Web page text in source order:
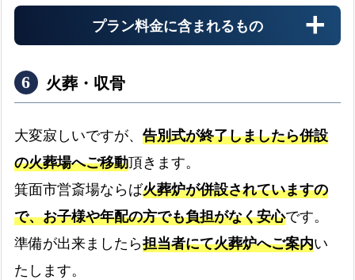
お通夜の会館使用料も無料です
プラン料金に含まれるもの
司会者
お葬式の司会をします
火葬・収骨
大変寂しいですが、 告別式が終了しましたら併設
の火葬場へご移動頂きます。
箕面市営斎場ならば火葬炉が併設されていますの
で、お子様や年配の方でも負担がなく安心です。
準備が出来ましたら担当者にて火葬炉へご案内い
たします。